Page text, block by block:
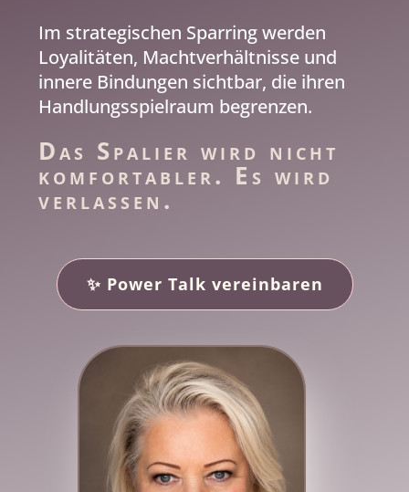
Im strategischen Sparring werden
Loyalitäten, Machtverhältnisse und
innere Bindungen sichtbar, die ihren
Handlungsspielraum begrenzen.
Das Spalier wird nicht
komfortabler. Es wird
verlassen.
✨ Power Talk vereinbaren